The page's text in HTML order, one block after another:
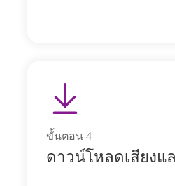
ขั้นตอน 4
ดาวน์โหลดเสียงแ